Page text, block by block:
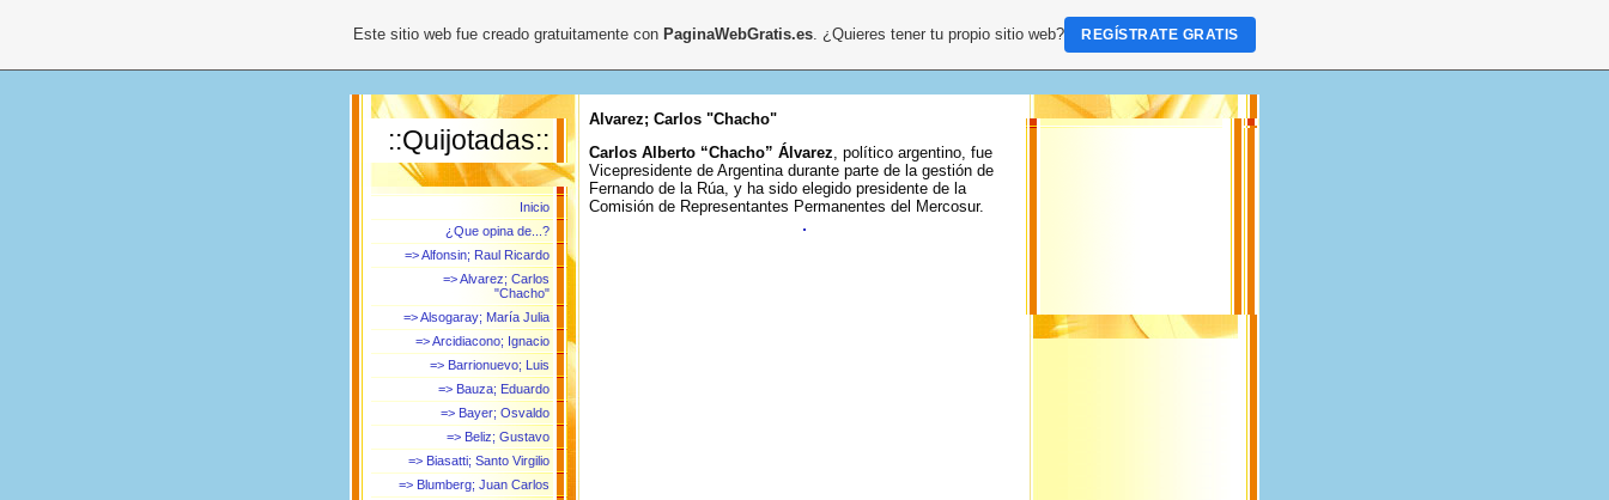
::Quijotadas::
Inicio
¿Que opina de...?
=> Alfonsin; Raul Ricardo
=> Alvarez; Carlos
"Chacho"
=> Alsogaray; María Julia
=> Arcidiacono; Ignacio
=> Barrionuevo; Luis
=> Bauza; Eduardo
=> Bayer; Osvaldo
=> Beliz; Gustavo
=> Biasatti; Santo Virgilio
=> Blumberg; Juan Carlos
Alvarez; Carlos "Chacho"
Carlos Alberto “Chacho” Álvarez , político argentino, fue
Vicepresidente de Argentina durante parte de la gestión de
Fernando de la Rúa, y ha sido elegido presidente de la
Comisión de Representantes Permanentes del Mercosur.
Este sitio web fue creado gratuitamente con PaginaWebGratis.es. ¿Quieres tener tu propio sitio web? REGÍSTRATE GRATIS